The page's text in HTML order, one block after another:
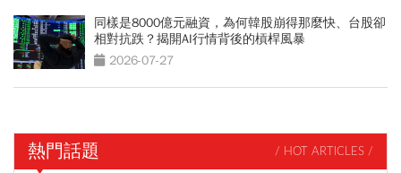
同樣是8000億元融資，為何韓股崩得那麼快、台股卻
相對抗跌？揭開AI行情背後的槓桿風暴
2026-07-27
熱門話題 / HOT ARTICLES /